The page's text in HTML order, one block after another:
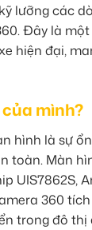
lưỡng các
Đây là
hiện đại,
mình?
hình là sự
Màn
UIS7862S,
360
trong đô